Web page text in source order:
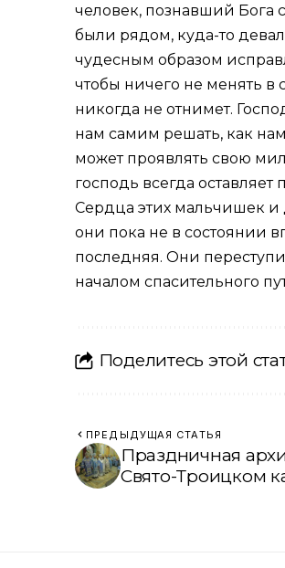
человек, познавший Бога
были рядом, куда-то
чудесным образом
чтобы ничего не менять в
никогда не отнимет.
нам самим решать, как
может проявлять свою
господь всегда
Сердца этих мальчишек и
они пока не в состоянии
последняя. Они
началом спасительного
Поделитесь этой
ПРЕДЫДУЩАЯ СТАТЬЯ
Праздничная
Свято-Троицком